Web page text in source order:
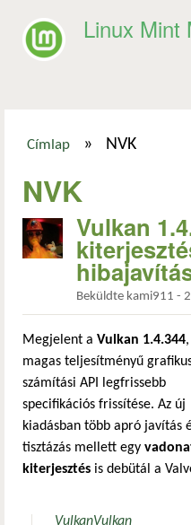
Linux Mint
Címlap » NVK
NVK
Vulkan
Beküldte kami911 -
Megjelent a Vulkan 1.4.344
magas teljesítményű
számítási API legfrissebb
specifikációs frissítése. Az új
kiadásban több apró javítás
tisztázás mellett egy
kiterjesztés is debütál a
VulkanVulkan